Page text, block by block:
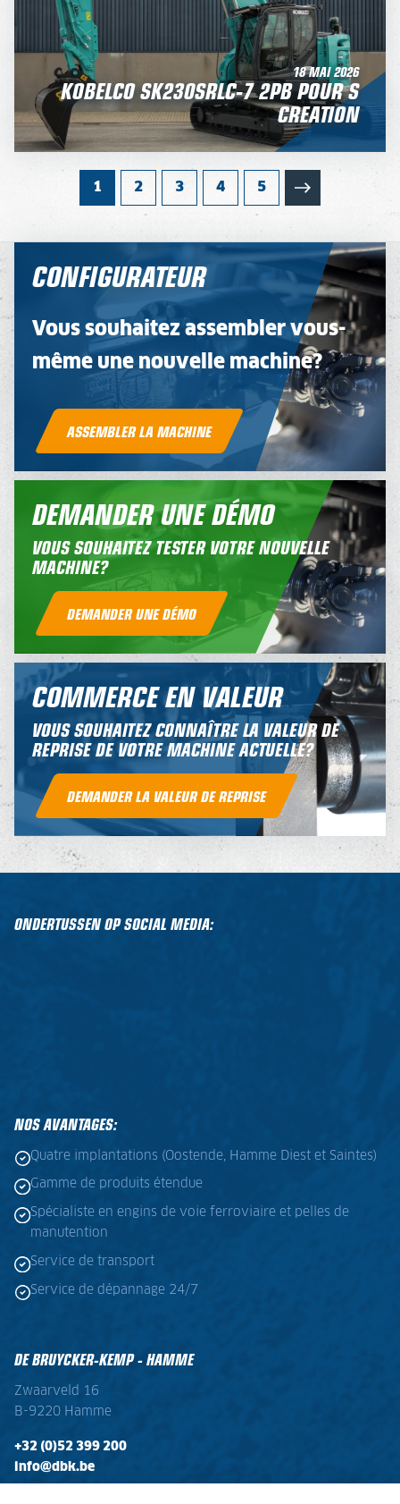
18 MAI 2026
KOBELCO SK230SRLC-7 2PB POUR S
CREATION
1 2 3 4 5
CONFIGURATEUR
Vous souhaitez assembler vous-
même une nouvelle machine?
ASSEMBLER LA MACHINE
DEMANDER UNE DÉMO
VOUS SOUHAITEZ TESTER VOTRE NOUVELLE
MACHINE?
DEMANDER UNE DÉMO
COMMERCE EN VALEUR
VOUS SOUHAITEZ CONNAÎTRE LA VALEUR DE
REPRISE DE VOTRE MACHINE ACTUELLE?
DEMANDER LA VALEUR DE REPRISE
ONDERTUSSEN OP SOCIAL MEDIA:
NOS AVANTAGES:
Quatre implantations (Oostende, Hamme Diest et Saintes)
Gamme de produits étendue
Spécialiste en engins de voie ferroviaire et pelles de
manutention
Service de transport
Service de dépannage 24/7
DE BRUYCKER-KEMP - HAMME
Zwaarveld 16
B-9220 Hamme
+32 (0)52 399 200
info@dbk.be